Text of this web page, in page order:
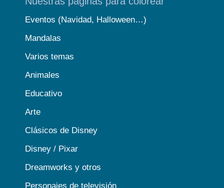
Eventos (Navidad, Halloween…)
Mandalas
Varios temas
Animales
Educativo
Arte
Clásicos de Disney
Disney / Pixar
Dreamworks y otros
Personajes de televisión